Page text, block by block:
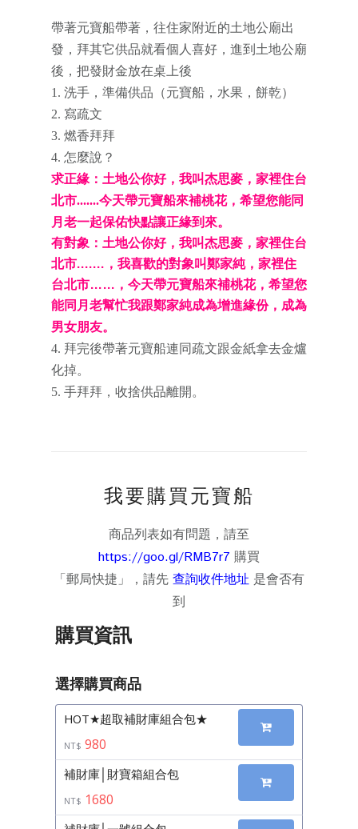
帶著元寶船帶著，往住家附近的土地公廟出
發，拜其它供品就看個人喜好，進到土地公廟
後，把發財金放在桌上後
1. 洗手，準備供品（元寶船，水果，餅乾）
2. 寫疏文
3. 燃香拜拜
4. 怎麼說？
求正緣：土地公你好，我叫杰思麥，家裡住台
北市.......今天帶元寶船來補桃花，希望您能同
月老一起保佑快點讓正緣到來。
有對象：土地公你好，我叫杰思麥，家裡住台
北市.......，我喜歡的對象叫鄭家純，家裡住
台北市……，今天帶元寶船來補桃花，希望您
能同月老幫忙我跟鄭家純成為增進緣份，成為
男女朋友。
4. 拜完後帶著元寶船連同疏文跟金紙拿去金爐
化掉。
5. 手拜拜，收捨供品離開。
我要購買元寶船
商品列表如有問題，請至
https://goo.gl/RMB7r7 購買
「郵局快捷」，請先 查詢收件地址 是會否有
到
購買資訊
選擇購買商品
HOT★超取補財庫組合包★
NT$ 980
補財庫│財寶箱組合包
NT$ 1680